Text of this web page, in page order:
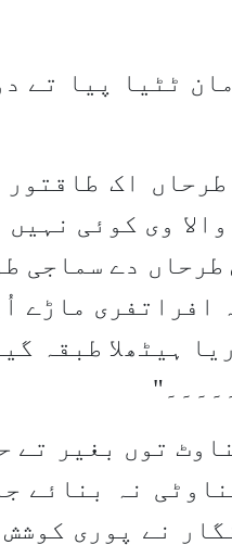
ٹٹیا پیا تے
اک طاقتور
وی کوئی نہیں
دے سماجی
افراتفری ماڑے
ہیٹھلا طبقہ
توں بغیر تے
نہ بنائے
نے پوری